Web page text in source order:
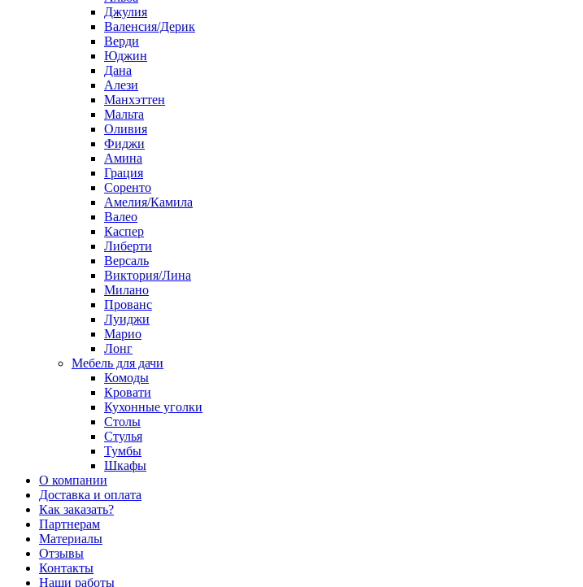
Джулия
Валенсия/Дерик
Верди
Юджин
Дана
Алези
Манхэттен
Мальта
Оливия
Фиджи
Амина
Грация
Соренто
Амелия/Камила
Валео
Каспер
Либерти
Версаль
Виктория/Лина
Милано
Прованс
Луиджи
Марио
Лонг
Мебель для дачи
Комоды
Кровати
Кухонные уголки
Столы
Стулья
Тумбы
Шкафы
О компании
Доставка и оплата
Как заказать?
Партнерам
Материалы
Отзывы
Контакты
Наши работы